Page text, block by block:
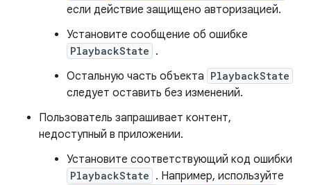
если действие защищено авторизацией.
Установите сообщение об ошибке
PlaybackState .
Остальную часть объекта PlaybackState
следует оставить без изменений.
Пользователь запрашивает контент,
недоступный в приложении.
Установите соответствующий код ошибки
PlaybackState . Например, используйте